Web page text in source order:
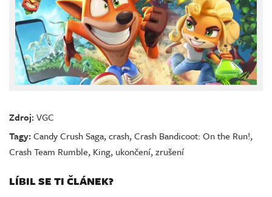
Zdroj:VGC
Tagy:Candy Crush Saga,crash,Crash Bandicoot: On the Run!,
Crash Team Rumble, King, ukončení,zrušení
LÍBIL SE TI ČLÁNEK?